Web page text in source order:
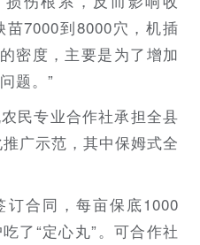
7000到8000穴，机插
密度，主要是为了增加
题。”
民专业合作社承担全县
广示范，其中保姆式全
合同，每亩保底1000
了“定心丸”。可合作社